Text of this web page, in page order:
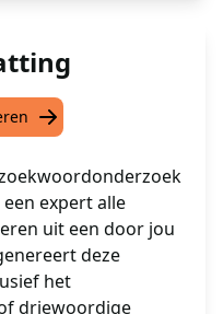
expert alle
uit een door jou
deze
het
driewoordige